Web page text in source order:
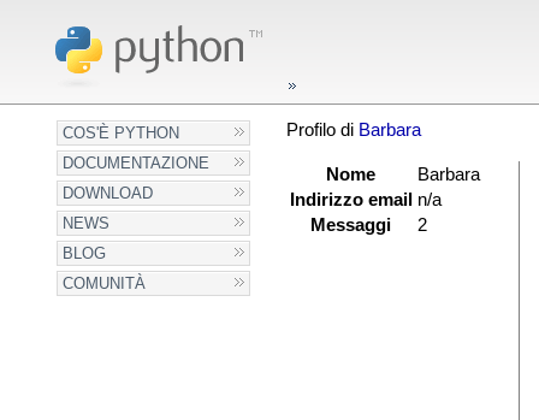
COS'È PYTHON
DOCUMENTAZIONE
DOWNLOAD
NEWS
BLOG
COMUNITÀ
Profilo di Barbara
Nome
Barbara
Indirizzo email n/a
Messaggi
2